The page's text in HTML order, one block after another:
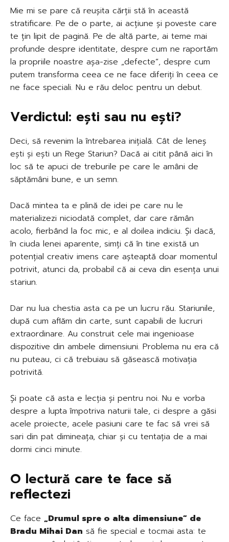
Mie mi se pare că reușita cărții stă în această
stratificare. Pe de o parte, ai acțiune și poveste care
te țin lipit de pagină. Pe de altă parte, ai teme mai
profunde despre identitate, despre cum ne raportăm
la propriile noastre așa-zise „defecte”, despre cum
putem transforma ceea ce ne face diferiți în ceea ce
ne face speciali. Nu e rău deloc pentru un debut.
Verdictul: ești sau nu ești?
Deci, să revenim la întrebarea inițială. Cât de leneș
ești și ești un Rege Stariun? Dacă ai citit până aici în
loc să te apuci de treburile pe care le amâni de
săptămâni bune, e un semn.
Dacă mintea ta e plină de idei pe care nu le
materializezi niciodată complet, dar care rămân
acolo, fierbând la foc mic, e al doilea indiciu. Și dacă,
în ciuda lenei aparente, simți că în tine există un
potențial creativ imens care așteaptă doar momentul
potrivit, atunci da, probabil că ai ceva din esența unui
stariun.
Dar nu lua chestia asta ca pe un lucru rău. Stariunile,
după cum aflăm din carte, sunt capabili de lucruri
extraordinare. Au construit cele mai ingenioase
dispozitive din ambele dimensiuni. Problema nu era că
nu puteau, ci că trebuiau să găsească motivația
potrivită.
Și poate că asta e lecția și pentru noi. Nu e vorba
despre a lupta împotriva naturii tale, ci despre a găsi
acele proiecte, acele pasiuni care te fac să vrei să
sari din pat dimineața, chiar și cu tentația de a mai
dormi cinci minute.
O lectură care te face să
reflectezi
Ce face „Drumul spre o alta dimensiune” de
Bradu Mihai Dan să fie special e tocmai asta: te